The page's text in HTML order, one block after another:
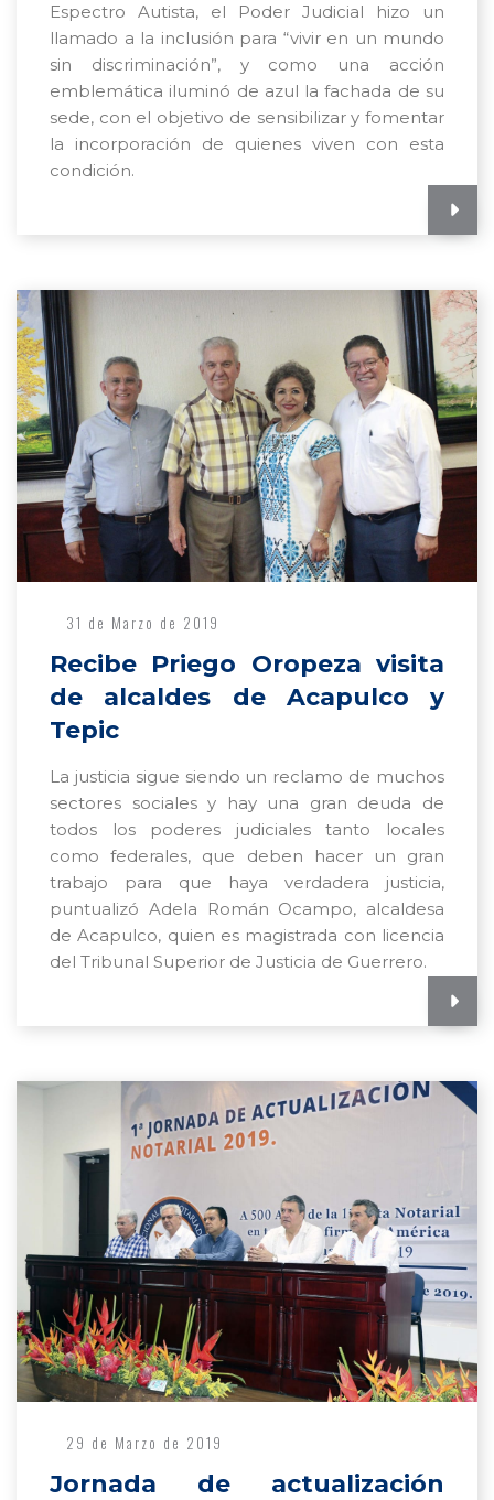
Espectro Autista, el Poder Judicial hizo un
llamado a la inclusión para “vivir en un mundo
sin discriminación”, y como una acción
emblemática iluminó de azul la fachada de su
sede, con el objetivo de sensibilizar y fomentar
la incorporación de quienes viven con esta
condición.
31 de Marzo de 2019
Recibe Priego Oropeza visita
de alcaldes de Acapulco y
Tepic
La justicia sigue siendo un reclamo de muchos
sectores sociales y hay una gran deuda de
todos los poderes judiciales tanto locales
como federales, que deben hacer un gran
trabajo para que haya verdadera justicia,
puntualizó Adela Román Ocampo, alcaldesa
de Acapulco, quien es magistrada con licencia
del Tribunal Superior de Justicia de Guerrero.
29 de Marzo de 2019
Jornada de actualización